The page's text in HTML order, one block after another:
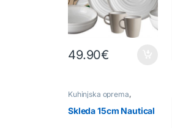
49.90€
Kuhinjska oprema,
Skleda 15cm Nautical